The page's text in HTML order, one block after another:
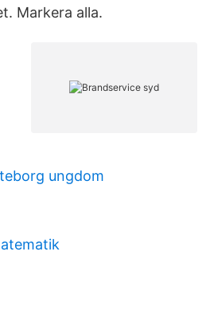
Markera alla.
ungdom